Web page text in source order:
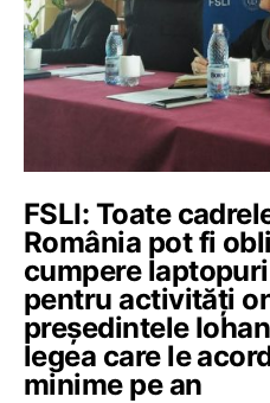
FSLI: Toate
România pot fi
cumpere
pentru activități
președintele
legea care le
minime pe an